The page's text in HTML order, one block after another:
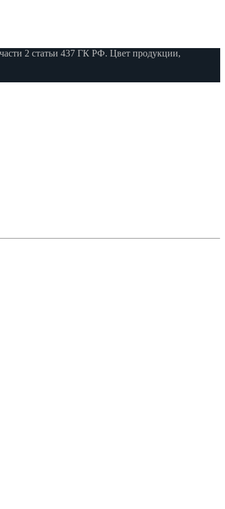
2 статьи 437 ГК РФ. Цвет продукции,